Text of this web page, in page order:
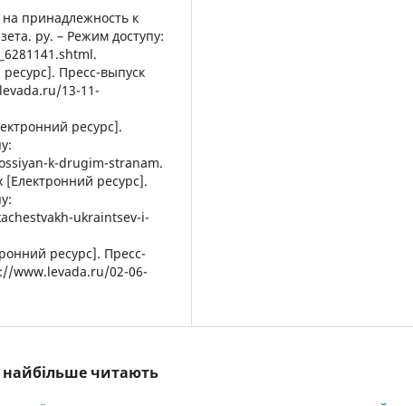
принадлежность к
ру. – Режим доступу:
Пресс-выпуск
13-11-
ресурс].
k-drugim-stranam.
[Електронний ресурс].
ukraintsev-i-
ресурс]. Пресс-
www.levada.ru/02-06-
найбільше читають